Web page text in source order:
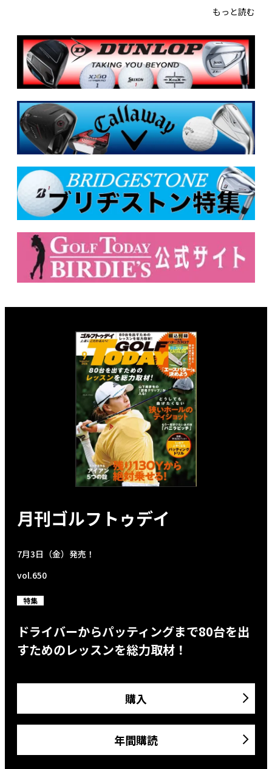
もっと読む
月刊ゴルフトゥデイ
7月3日（金）発売！
vol.650
特集
ドライバーからパッティングまで80台を出
すためのレッスンを総力取材！
購入
年間購読